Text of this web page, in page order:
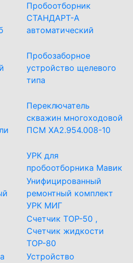
Пробоотборник
СТАНДАРТ-А
автоматический
Пробозаборное
устройство щелевого
типа
Переключатель
скважин многоходовой
ПСМ ХА2.954.008-10
УРК для
пробоотборника Мавик
Унифицированный
ремонтный комплект
УРК МИГ
Счетчик ТОР-50 ,
Счетчик жидкости
ТОР-80
Устройство